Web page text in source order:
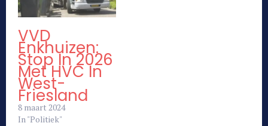
VVD
Enkhuizen:
Stop In 2026
Met HVC In
West-
Friesland
8 maart 2024
In "Politiek"